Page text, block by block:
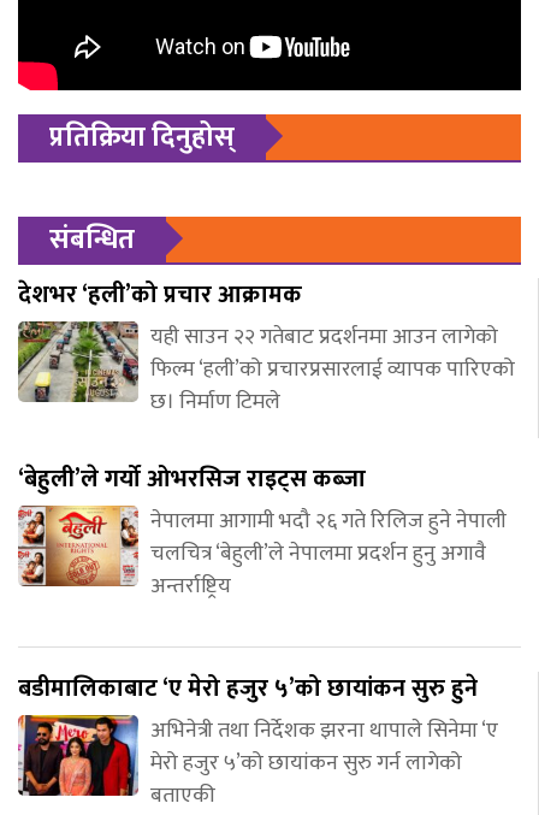
प्रतिक्रिया दिनुहोस्
संबन्धित
देशभर ‘हली’को प्रचार आक्रामक
यही साउन २२ गतेबाट प्रदर्शनमा आउन लागेको
फिल्म ‘हली’को प्रचारप्रसारलाई व्यापक पारिएको
छ। निर्माण टिमले
‘बेहुली’ले गर्यो ओभरसिज राइट्स कब्जा
नेपालमा आगामी भदौ २६ गते रिलिज हुने नेपाली
चलचित्र ‘बेहुली’ले नेपालमा प्रदर्शन हुनु अगावै
अन्तर्राष्ट्रिय
बडीमालिकाबाट ‘ए मेरो हजुर ५’को छायांकन सुरु हुने
अभिनेत्री तथा निर्देशक झरना थापाले सिनेमा ‘ए
मेरो हजुर ५’को छायांकन सुरु गर्न लागेको
बताएकी